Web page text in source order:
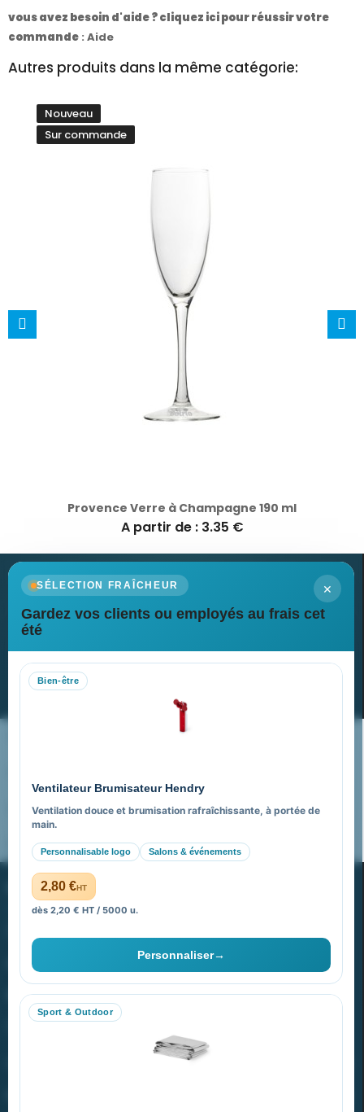
vous avez besoin d'aide ? cliquez ici pour réussir votre
commande : Aide
Autres produits dans la même catégorie:
Nouveau
Sur commande
Provence Verre à Champagne 190 ml
A partir de : 3.35 €
×
SÉLECTION FRAÎCHEUR
Gardez vos clients ou employés au frais cet
été
Bien-être
Ventilateur Brumisateur Hendry
Ventilation douce et brumisation rafraîchissante, à portée de
main.
Personnalisable logo Salons & événements
2,80 €HT
dès 2,20 € HT / 5000 u.
Personnaliser→
Sport & Outdoor
Newsletter
Recevez nos dernières nouvelles et nos offres spéciales
Nos expertises & accompagnement global
FAQ sur Promenoch Goodies Pub France
Pourquoi ça a marché à 100% pour moi ?
PROMENOCH GOODIES
40 rue Madeleine Michelis
92 200 Neuilly